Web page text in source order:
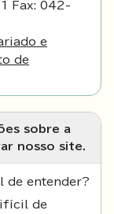
Fax: 042-
e
de
sobre a
nosso site.
de entender?
de